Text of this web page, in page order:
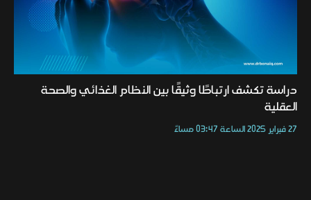
دراسة تكشف ارتباطًا وثيقًا بين النظام الغذائي والصحة
العقلية
27 فبراير 2025 الساعة 03:47 مساءً